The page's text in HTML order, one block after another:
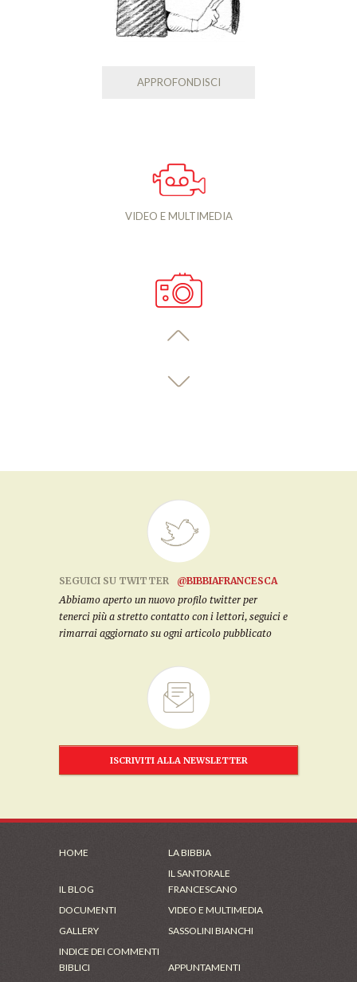
APPROFONDISCI
VIDEO E MULTIMEDIA
SEGUICI SU TWITTER
@BIBBIAFRANCESCA
Abbiamo aperto un nuovo profilo twitter per
tenerci più a stretto contatto con i lettori, seguici e
rimarrai aggiornato su ogni articolo pubblicato
ISCRIVITI ALLA NEWSLETTER
HOME LA BIBBIA
IL BLOG
IL SANTORALE
FRANCESCANO
DOCUMENTI
VIDEO E MULTIMEDIA
GALLERY
SASSOLINI BIANCHI
INDICE DEI COMMENTI
BIBLICI
APPUNTAMENTI